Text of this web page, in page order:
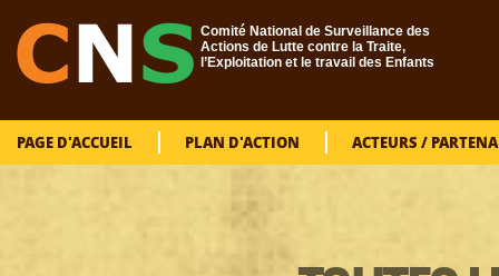
Comité National de Surveillance des
Actions de Lutte contre la Traite,
l’Exploitation et le travail des Enfants
PAGE D'ACCUEIL PLAN D'ACTION ACTEURS /